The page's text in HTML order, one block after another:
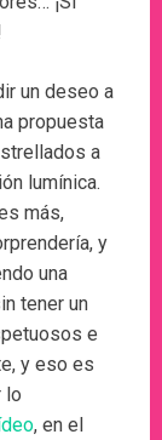
un deseo a
propuesta
a
lumínica.
más,
y
una
tener un
e
y eso es
lo
, en el